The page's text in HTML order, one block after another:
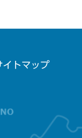
イトマップ